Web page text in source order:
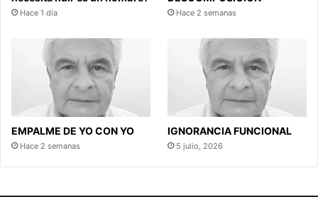
Hace 1 día Hace 2 semanas
EMPALME DE YO CON YO
Hace 2 semanas
IGNORANCIA FUNCIONAL
5 julio, 2026